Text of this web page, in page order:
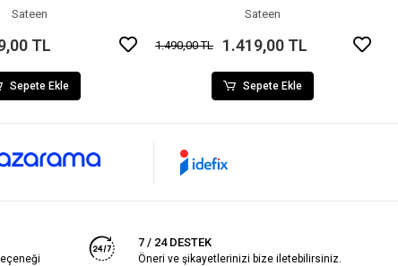
Sateen
TL
Sepete Ekle
Sateen
1.490,00 TL 1.419,00 TL
Sepete Ekle
7 / 24 DESTEK
Öneri ve şikayetlerinizi bize iletebilirsiniz.